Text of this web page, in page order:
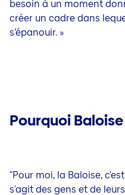
besoin à un moment
créer un cadre dans
s’épanouir. »
Pourquoi Baloise
"Pour moi, la Baloise,
s'agit des gens et de